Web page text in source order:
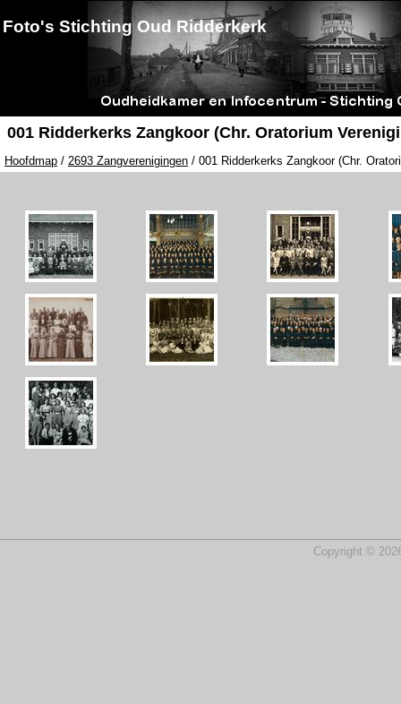
Foto's Stichting Oud Ridderkerk
001 Ridderkerks Zangkoor (Chr. Oratorium
Hoofdmap / 2693 Zangverenigingen / 001 Ridderkerks Zangkoor (Chr.
Copyright ©